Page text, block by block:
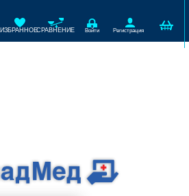
ИЗБРАННОЕСРАВНЕНИЕ Войти Регистрация